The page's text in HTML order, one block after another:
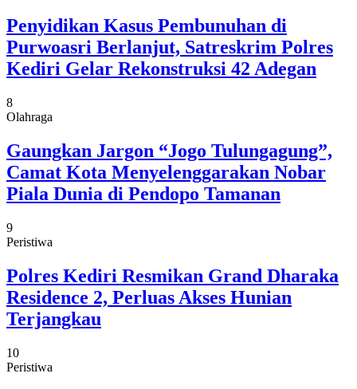
Penyidikan Kasus Pembunuhan di
Purwoasri Berlanjut, Satreskrim Polres
Kediri Gelar Rekonstruksi 42 Adegan
8
Olahraga
Gaungkan Jargon “Jogo Tulungagung”,
Camat Kota Menyelenggarakan Nobar
Piala Dunia di Pendopo Tamanan
9
Peristiwa
Polres Kediri Resmikan Grand Dharaka
Residence 2, Perluas Akses Hunian
Terjangkau
10
Peristiwa